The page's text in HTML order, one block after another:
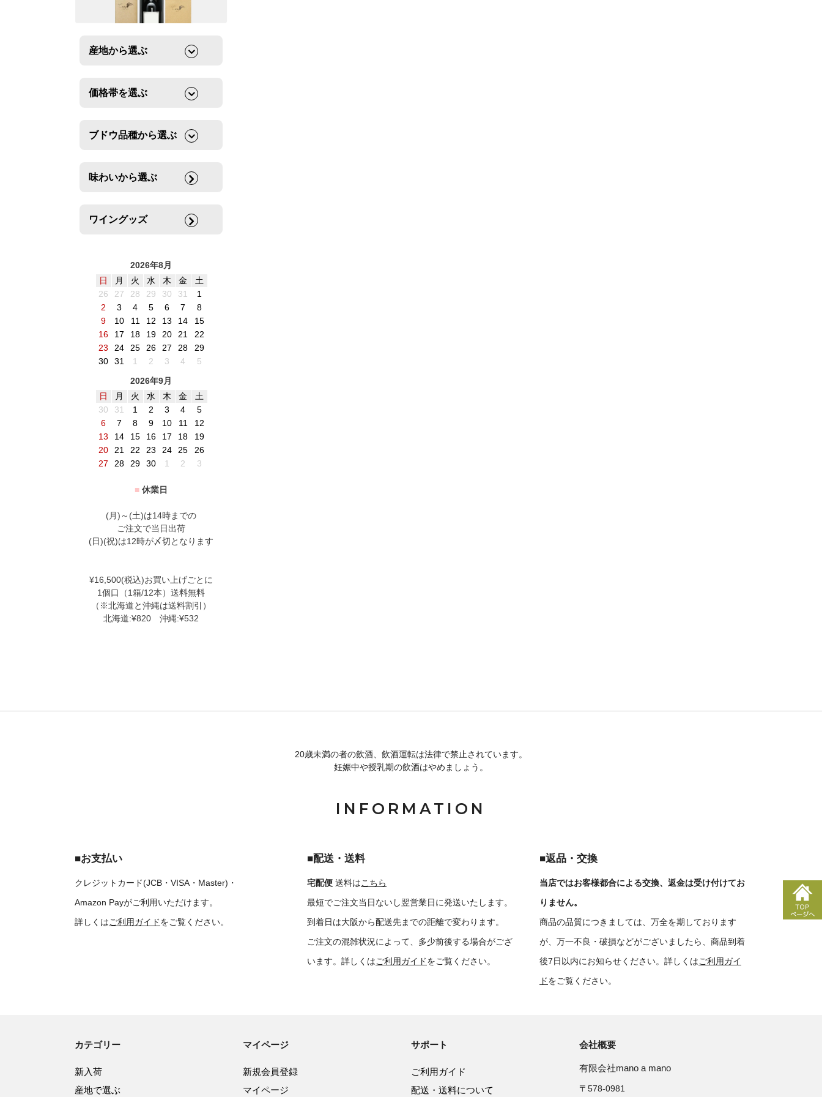
産地から選ぶ
価格帯を選ぶ
ブドウ品種から選ぶ
味わいから選ぶ
ワイングッズ
2026年8月
日
月 火 水 木 金
土
26
27 28 29 30 31
1
2
3 4 5 6 7
8
9
10 11 12 13 14
15
16
17 18 19 20 21
22
23
24 25 26 27 28
29
30
31 1 2 3 4
5
2026年9月
日
月 火 水 木 金
土
30
31 1 2 3 4
5
6
7 8 9 10 11
12
13
14 15 16 17 18
19
20
21 22 23 24 25
26
27
28 29 30 1 2 3
■ 休業日
(月)～(土)は14時までの
ご注文で当日出荷
(日)(祝)は12時が〆切となります
¥16,500(税込)お買い上げごとに
1個口（1箱/12本）送料無料
（※北海道と沖縄は送料割引）
北海道:¥820 沖縄:¥532
20歳未満の者の飲酒、飲酒運転は法律で禁止されています。
妊娠中や授乳期の飲酒はやめましょう。
INFORMATION
■お支払い
クレジットカード(JCB・VISA・Master)・
Amazon Payがご利用いただけます。
詳しくはご利用ガイドをご覧ください。
■配送・送料
宅配便 送料はこちら
最短でご注文当日ないし翌営業日に発送いたします。
到着日は大阪から配送先までの距離で変わります。
ご注文の混雑状況によって、多少前後する場合がござ
います。詳しくはご利用ガイドをご覧ください。
■返品・交換
当店ではお客様都合による交換、返金は受け付けてお
りません。
商品の品質につきましては、万全を期しております
が、万一不良・破損などがございましたら、商品到着
後7日以内にお知らせください。詳しくはご利用ガイ
ドをご覧ください。
カテゴリー
新入荷
産地で選ぶ
マイページ
新規会員登録
マイページ
サポート
ご利用ガイド
配送・送料について
会社概要
有限会社mano a mano
〒578-0981